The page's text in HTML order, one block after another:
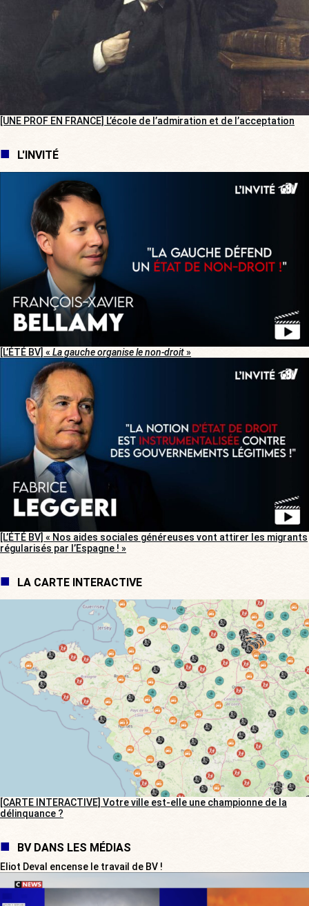
[UNE PROF EN FRANCE] L’école de l’admiration et de l’acceptation
L'INVITÉ
[L’ÉTÉ BV] « La gauche organise le non-droit»
[L’ÉTÉ BV] « Nos aides sociales généreuses vont attirer les migrants
régularisés par l’Espagne ! »
LA CARTE INTERACTIVE
[CARTE INTERACTIVE] Votre ville est-elle une championne de la
délinquance ?
BV DANS LES MÉDIAS
Eliot Deval encense le travail de BV !